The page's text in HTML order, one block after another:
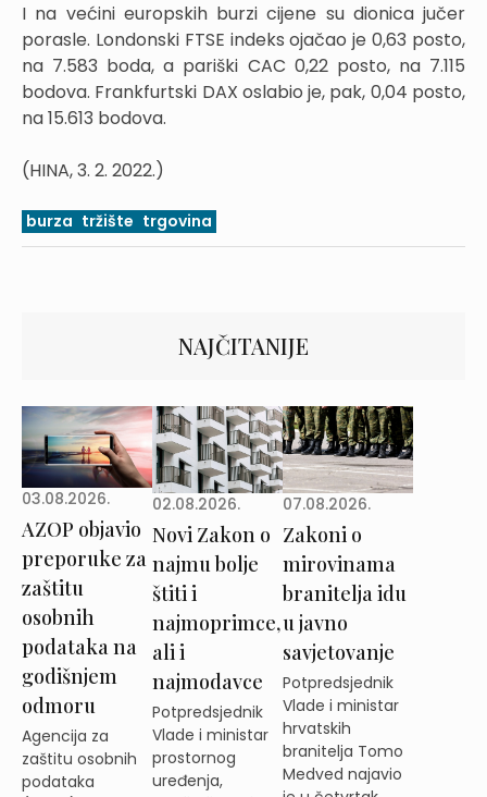
I na većini europskih burzi cijene su dionica jučer
porasle. Londonski FTSE indeks ojačao je 0,63 posto,
na 7.583 boda, a pariški CAC 0,22 posto, na 7.115
bodova. Frankfurtski DAX oslabio je, pak, 0,04 posto,
na 15.613 bodova.
(HINA, 3. 2. 2022.)
burza tržište trgovina
NAJČITANIJE
03.08.2026.
AZOP objavio
preporuke za
zaštitu
osobnih
podataka na
godišnjem
odmoru
Agencija za
zaštitu osobnih
podataka
02.08.2026.
Novi Zakon o
najmu bolje
štiti i
najmoprimce,
ali i
najmodavce
Potpredsjednik
Vlade i ministar
prostornog
uređenja,
07.08.2026.
Zakoni o
mirovinama
branitelja idu
u javno
savjetovanje
Potpredsjednik
Vlade i ministar
hrvatskih
branitelja Tomo
Medved najavio